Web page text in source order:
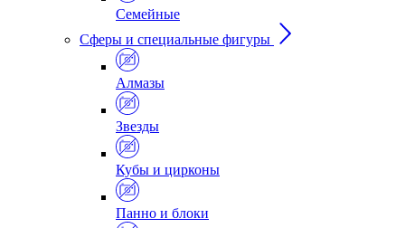
Семейные
Сферы и специальные фигуры
Алмазы
Звезды
Кубы и цирконы
Панно и блоки